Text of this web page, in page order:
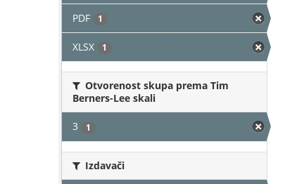
PDF 1
XLSX 1
Otvorenost skupa prema Tim
Berners-Lee skali
3 1
Izdavači